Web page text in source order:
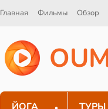
Главная Фильмы Обзор
OU